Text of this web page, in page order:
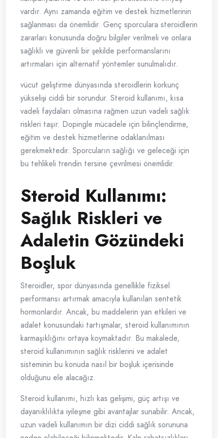
vardır. Aynı zamanda eğitim ve destek hizmetlerinin
sağlanması da önemlidir. Genç sporculara steroidlerin
zararları konusunda doğru bilgiler verilmeli ve onlara
sağlıklı ve güvenli bir şekilde performanslarını
artırmaları için alternatif yöntemler sunulmalıdır.
vücut geliştirme dünyasında steroidlerin korkunç
yükselişi ciddi bir sorundur. Steroid kullanımı, kısa
vadeli faydaları olmasına rağmen uzun vadeli sağlık
riskleri taşır. Dopingle mücadele için bilinçlendirme,
eğitim ve destek hizmetlerine odaklanılması
gerekmektedir. Sporcuların sağlığı ve geleceği için
bu tehlikeli trendin tersine çevrilmesi önemlidir.
Steroid Kullanımı:
Sağlık Riskleri ve
Adaletin Gözündeki
Boşluk
Steroidler, spor dünyasında genellikle fiziksel
performansı artırmak amacıyla kullanılan sentetik
hormonlardır. Ancak, bu maddelerin yan etkileri ve
adalet konusundaki tartışmalar, steroid kullanımının
karmaşıklığını ortaya koymaktadır. Bu makalede,
steroid kullanımının sağlık risklerini ve adalet
sisteminin bu konuda nasıl bir boşluk içerisinde
olduğunu ele alacağız.
Steroid kullanımı, hızlı kas gelişimi, güç artışı ve
dayanıklılıkta iyileşme gibi avantajlar sunabilir. Ancak,
uzun vadeli kullanımın bir dizi ciddi sağlık sorununa